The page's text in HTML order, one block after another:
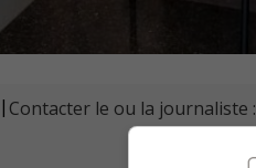
| Contacter le ou la journaliste :